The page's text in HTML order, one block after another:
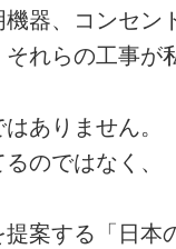
器、コンセン
れらの工事が
ありません。
のではなく、
案する「日本